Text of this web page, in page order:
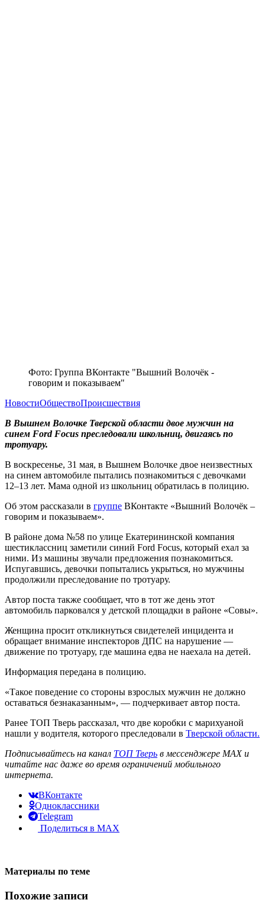
Фото: Группа ВКонтакте "Вышний Волочёк -
говорим и показываем"
НовостиОбществоПроисшествия
В Вышнем Волочке Тверской области двое мужчин на
синем Ford Focus преследовали школьниц, двигаясь по
тротуару.
В воскресенье, 31 мая, в Вышнем Волочке двое неизвестных
на синем автомобиле пытались познакомиться с девочками
12–13 лет. Мама одной из школьниц обратилась в полицию.
Об этом рассказали в группе ВКонтакте «Вышний Волочёк –
говорим и показываем».
В районе дома №58 по улице Екатерининской компания
шестиклассниц заметили синий Ford Focus, который ехал за
ними. Из машины звучали предложения познакомиться.
Испугавшись, девочки попытались укрыться, но мужчины
продолжили преследование по тротуару.
Автор поста также сообщает, что в тот же день этот
автомобиль парковался у детской площадки в районе «Совы».
Женщина просит откликнуться свидетелей инцидента и
обращает внимание инспекторов ДПС на нарушение —
движение по тротуару, где машина едва не наехала на детей.
Информация передана в полицию.
«Такое поведение со стороны взрослых мужчин не должно
оставаться безнаказанным», — подчеркивает автор поста.
Ранее ТОП Тверь рассказал, что две коробки с марихуаной
нашли у водителя, которого преследовали в Тверской области.
Подписывайтесь на канал ТОП Тверь в мессенджере MAX и
читайте нас даже во время ограничений мобильного
интернета.
ВКонтакте
Одноклассники
Telegram
Поделиться в MAX
Материалы по теме
Похожие записи